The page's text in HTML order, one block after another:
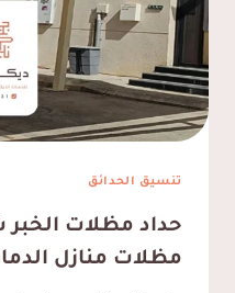
بالقطيف
تنسيق الحدائق
مظلات منازل